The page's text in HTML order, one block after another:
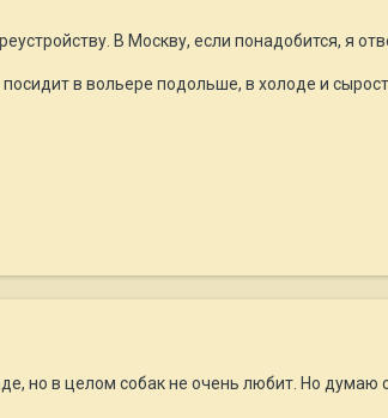
В Москву, если понадобится, я
в вольере подольше, в холоде и
но в целом собак не очень любит. Но